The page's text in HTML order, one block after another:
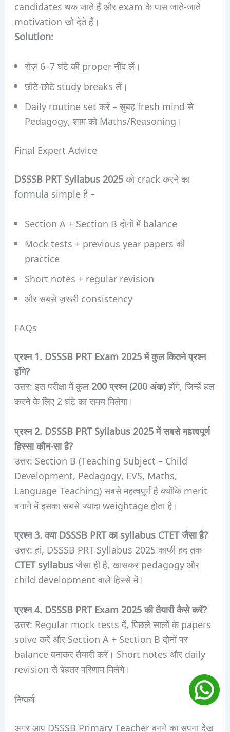
candidates थक जाते हैं और exam के पास जाते-जाते
motivation खो देते हैं।
Solution:
रोज़ 6–7 घंटे की proper नींद लें।
छोटे-छोटे study breaks लें।
Daily routine set करें – सुबह fresh mind से
Pedagogy, शाम को Maths/Reasoning।
Final Expert Advice
DSSSB PRT Syllabus 2025को crack करने का
formula simple है –
Section A + Section B दोनों में balance
Mock tests + previous year papers की
practice
Short notes + regular revision
और सबसे ज़रूरी consistency
FAQs
प्रश्न 1. DSSSB PRT Exam 2025 में कुल कितने प्रश्न
होंगे?
उत्तर: इस परीक्षा में कुल 200 प्रश्न (200 अंक)होंगे, जिन्हें हल
करने के लिए 2 घंटे का समय मिलेगा।
प्रश्न 2. DSSSB PRT Syllabus 2025 में सबसे महत्वपूर्ण
हिस्सा कौन-सा है?
उत्तर: Section B (Teaching Subject – Child
Development, Pedagogy, EVS, Maths,
Language Teaching) सबसे महत्वपूर्ण है क्योंकि merit
बनाने में इसका सबसे ज्यादा weightage होता है।
प्रश्न 3. क्या DSSSB PRT का syllabus CTET जैसा है?
उत्तर: हां, DSSSB PRT Syllabus 2025 काफी हद तक
CTET syllabusजैसा ही है, खासकर pedagogy और
child development वाले हिस्से में।
प्रश्न 4. DSSSB PRT Exam 2025 की तैयारी कैसे करें?
उत्तर: Regular mock tests दें, पिछले सालों के papers
solve करें और Section A + Section B दोनों पर
balance बनाकर तैयारी करें। Short notes और daily
revision से बेहतर परिणाम मिलेंगे।
निष्कर्ष
अगर आप DSSSB Primary Teacher बनने का सपना देख